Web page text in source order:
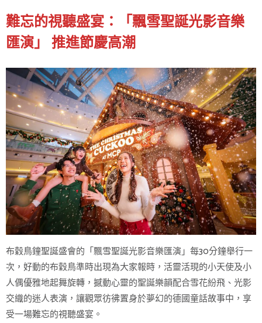
難忘的視聽盛宴：「飄雪聖誕光影音樂
匯演」 推進節慶高潮
布穀鳥鐘聖誕盛會的「飄雪聖誕光影音樂匯演」每30分鐘舉行一
次，好動的布穀鳥準時出現為大家報時，活靈活現的小天使及小
人偶優雅地起舞旋轉，撼動心靈的聖誕樂韻配合雪花紛飛、光影
交織的迷人表演，讓觀眾彷彿置身於夢幻的德國童話故事中，享
受一場難忘的視聽盛宴。